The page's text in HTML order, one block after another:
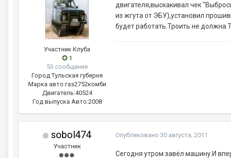
Участник Клуба
1
53 сообщения
Город:Тульская губерня
Марка авто:газ2752комби
Двигатель:40524
Год выпуска Авто:2008
двигателя,выскакивал чек
из жгута от ЭБУ),установил
будет работать.Троить не
sobol474
Участник
Опубликовано 30 августа, 2011
Сегодня утром завёл машину.И